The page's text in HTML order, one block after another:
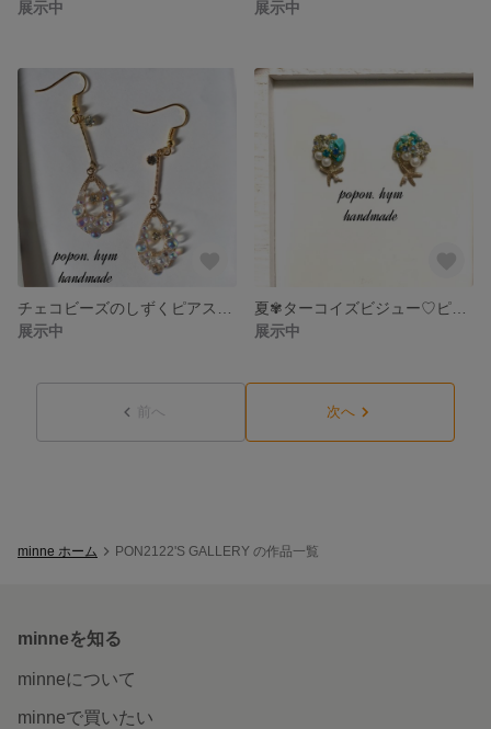
展示中
展示中
展示中
展示中
前へ 次へ
minne ホーム PON2122'S GALLERY の作品一覧
minneを知る
minneについて
minneで買いたい